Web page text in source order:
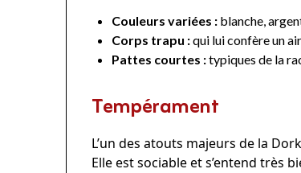
Couleurs variées : blanche,
Corps trapu :qui lui confère un
Pattes courtes :typiques de la
Tempérament
L’un des atouts majeurs de la
Elle est sociable et s’entend très